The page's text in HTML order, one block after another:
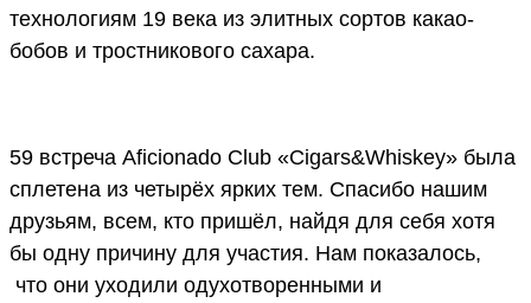
технологиям 19 века из элитных сортов какао-
бобов и тростникового сахара.
59 встреча Aficionado Club «Cigars&Whiskey» была
сплетена из четырёх ярких тем. Спасибо нашим
друзьям, всем, кто пришёл, найдя для себя хотя
бы одну причину для участия. Нам показалось,
что они уходили одухотворенными и